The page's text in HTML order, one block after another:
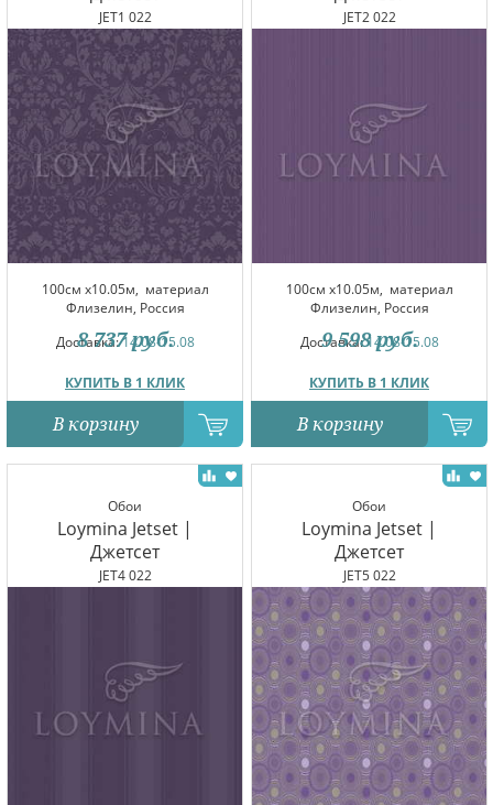
JET1 022
100см x10.05м, материал
Флизелин, Россия
Доставка:14.08-15.08
КУПИТЬ В 1 КЛИК
8 737 руб.
В корзину
JET2 022
100см x10.05м, материал
Флизелин, Россия
Доставка:14.08-15.08
КУПИТЬ В 1 КЛИК
9 598 руб.
В корзину
Обои
Loymina Jetset |
Джетсет
JET4 022
Обои
Loymina Jetset |
Джетсет
JET5 022